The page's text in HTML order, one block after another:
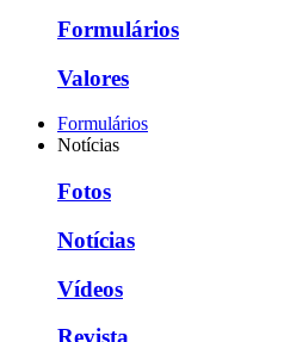
Formulários
Valores
Formulários
Notícias
Fotos
Notícias
Vídeos
Revista